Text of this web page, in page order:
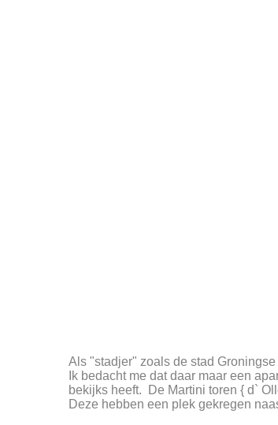
Als "stadjer" zoals de stad
Ik bedacht me dat daar maar een
bekijks heeft. De Martini toren { d`
Deze hebben een plek gekregen